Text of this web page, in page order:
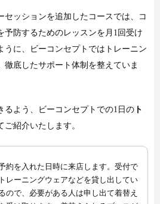
セッションを追加したコースでは、コ
予防するためのレッスンを月1回受け
うに、ビーコンセプトではトレーニン
徹底したサポート体制を整えていま
るよう、ビーコンセプトでの1日の ト
ご紹介いたします。
約を入れた日時に来店します。受付で
トレーニングウェアなどを貸し出してい
ので、必要がある人は申し出て着替え